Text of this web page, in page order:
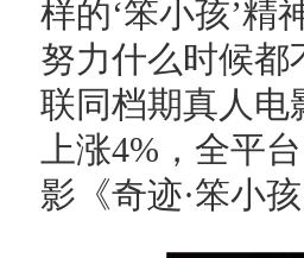
样的‘笨小孩’精
努力什么时候都
联同档期真人电
上涨4%，全平
影《奇迹·笨小